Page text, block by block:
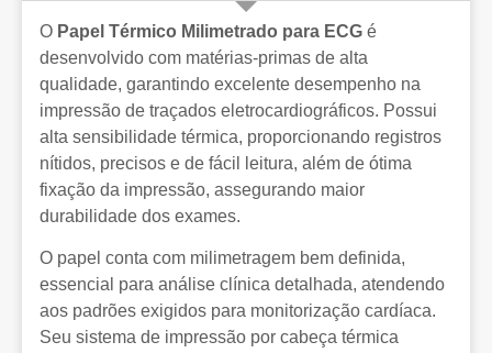
O Papel Térmico Milimetrado para ECG é
desenvolvido com matérias-primas de alta
qualidade, garantindo excelente desempenho na
impressão de traçados eletrocardiográficos. Possui
alta sensibilidade térmica, proporcionando registros
nítidos, precisos e de fácil leitura, além de ótima
fixação da impressão, assegurando maior
durabilidade dos exames.
O papel conta com milimetragem bem definida,
essencial para análise clínica detalhada, atendendo
aos padrões exigidos para monitorização cardíaca.
Seu sistema de impressão por cabeça térmica